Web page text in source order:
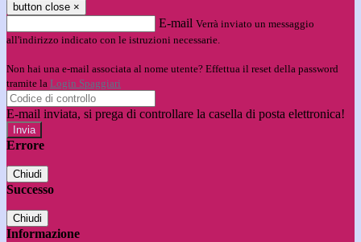
button close ×
E-mail Verrà inviato un messaggio
all'indirizzo indicato con le istruzioni necessarie.
Non hai una e-mail associata al nome utente? Effettua il reset della password
tramite la Login Spaggiari
E-mail inviata, si prega di controllare la casella di posta elettronica!
Errore
Chiudi
Successo
Chiudi
Informazione